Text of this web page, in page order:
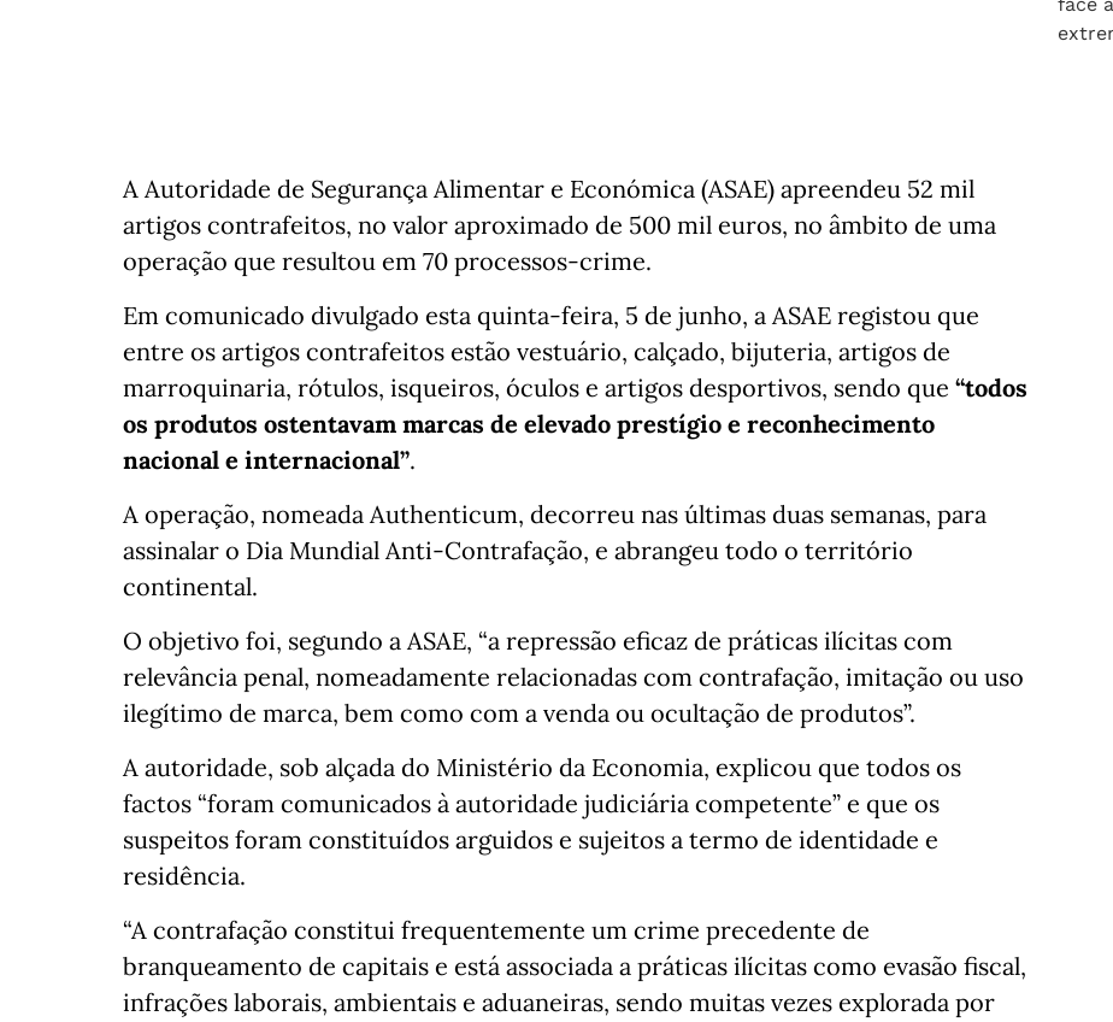
A Autoridade de Segurança Alimentar e Económica (ASAE) apreendeu 52 mil
artigos contrafeitos, no valor aproximado de 500 mil euros, no âmbito de uma
operação que resultou em 70 processos-crime.
Em comunicado divulgado esta quinta-feira, 5 de junho, a ASAE registou que
entre os artigos contrafeitos estão vestuário, calçado, bijuteria, artigos de
marroquinaria, rótulos, isqueiros, óculos e artigos desportivos, sendo que “todos
os produtos ostentavam marcas de elevado prestígio e reconhecimento
nacional e internacional”.
A operação, nomeada Authenticum, decorreu nas últimas duas semanas, para
assinalar o Dia Mundial Anti-Contrafação, e abrangeu todo o território
continental.
O objetivo foi, segundo a ASAE, “a repressão eficaz de práticas ilícitas com
relevância penal, nomeadamente relacionadas com contrafação, imitação ou uso
ilegítimo de marca, bem como com a venda ou ocultação de produtos”.
A autoridade, sob alçada do Ministério da Economia, explicou que todos os
factos “foram comunicados à autoridade judiciária competente” e que os
suspeitos foram constituídos arguidos e sujeitos a termo de identidade e
residência.
“A contrafação constitui frequentemente um crime precedente de
branqueamento de capitais e está associada a práticas ilícitas como evasão fiscal,
infrações laborais, ambientais e aduaneiras, sendo muitas vezes explorada por